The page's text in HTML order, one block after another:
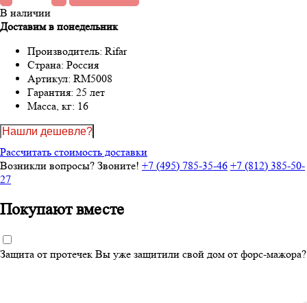
В наличии
Доставим в понедельник
Производитель: Rifar
Страна: Россия
Артикул: RM5008
Гарантия: 25 лет
Масса, кг: 16
Нашли дешевле?
Рассчитать стоимость доставки
Возникли вопросы? Звоните! +7 (495) 785-35-46 +7 (812) 385-50-
27
Покупают вместе
Защита от протечек Вы уже защитили свой дом от форс-мажора?